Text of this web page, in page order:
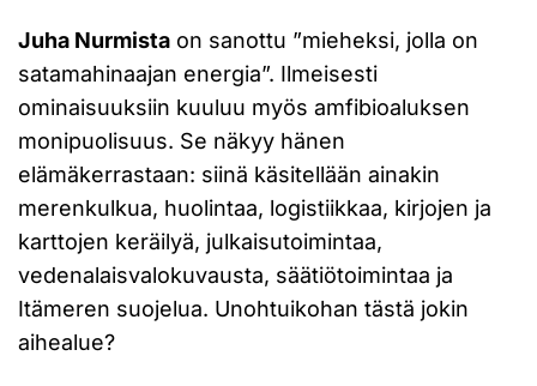
Juha Nurmista on sanottu ”mieheksi, jolla on
satamahinaajan energia”. Ilmeisesti
ominaisuuksiin kuuluu myös amfibioaluksen
monipuolisuus. Se näkyy hänen
elämäkerrastaan: siinä käsitellään ainakin
merenkulkua, huolintaa, logistiikkaa, kirjojen ja
karttojen keräilyä, julkaisutoimintaa,
vedenalaisvalokuvausta, säätiötoimintaa ja
Itämeren suojelua. Unohtuikohan tästä jokin
aihealue?